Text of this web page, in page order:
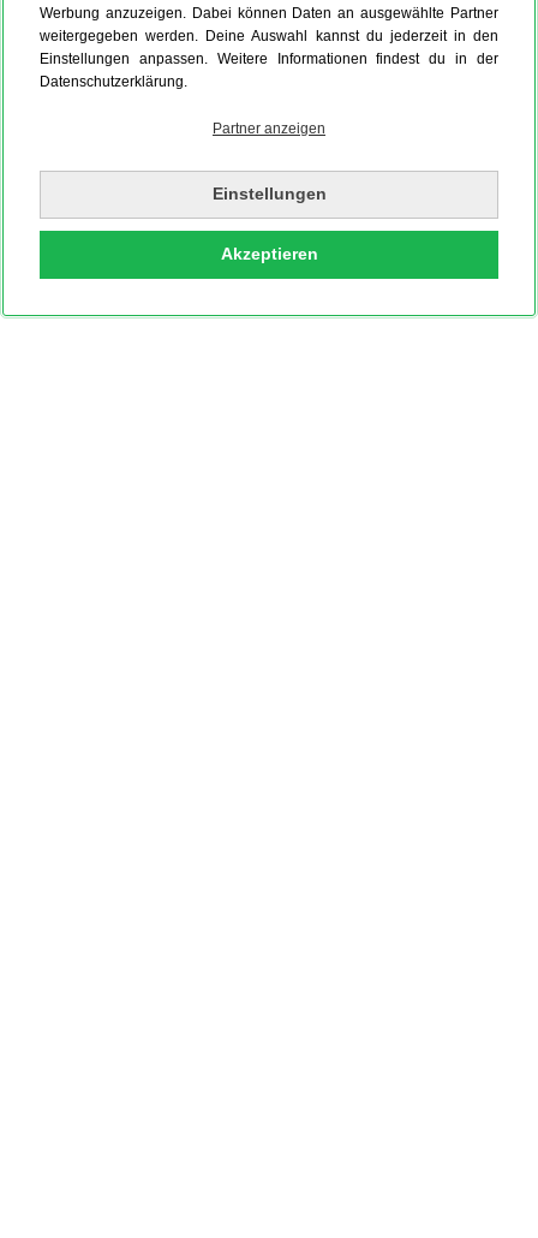
Werbung anzuzeigen. Dabei können Daten an ausgewählte Partner
weitergegeben werden. Deine Auswahl kannst du jederzeit in den
Einstellungen anpassen. Weitere Informationen findest du in der
Datenschutzerklärung.
Partner anzeigen
Einstellungen
Akzeptieren